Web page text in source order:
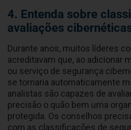
4. Entenda sobre
avaliações
Durante anos, muitos líderes
acreditavam que, ao adicionar
ou serviço de segurança
se tornaria automaticamente
analistas são capazes de
precisão o quão bem uma
protegida. Os conselhos
com as classificações de